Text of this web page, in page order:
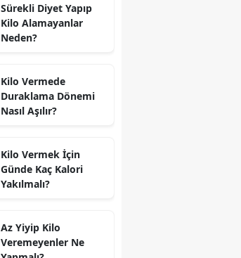
Sürekli Diyet Yapıp
Kilo Alamayanlar
Neden?
Kilo Vermede
Duraklama Dönemi
Nasıl Aşılır?
Kilo Vermek İçin
Günde Kaç Kalori
Yakılmalı?
Az Yiyip Kilo
Veremeyenler Ne